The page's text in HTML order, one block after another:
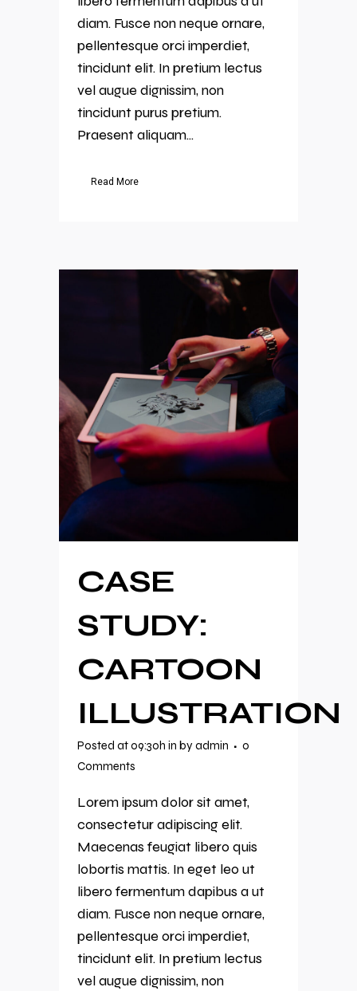
diam. Fusce non neque ornare,
pellentesque orci imperdiet,
tincidunt elit. In pretium lectus
vel augue dignissim, non
tincidunt purus pretium.
Praesent aliquam...
Read More
CASE
STUDY:
CARTOON
ILLUSTRATION
Posted at 09:30h in byadmin
0
Comments
Lorem ipsum dolor sit amet,
consectetur adipiscing elit.
Maecenas feugiat libero quis
lobortis mattis. In eget leo ut
libero fermentum dapibus a ut
diam. Fusce non neque ornare,
pellentesque orci imperdiet,
tincidunt elit. In pretium lectus
vel augue dignissim, non